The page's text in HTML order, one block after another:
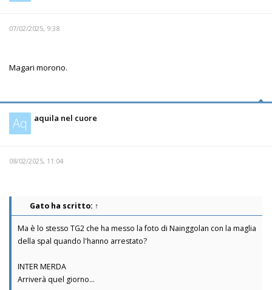
07/02/2025, 9:38
Magari morono.
Aq aquila nel cuore
08/02/2025, 11:04
Gato ha scritto: ↑
Ma è lo stesso TG2 che ha messo la foto di Nainggolan con la maglia
della spal quando l'hanno arrestato?
INTER MERDA
Arriverà quel giorno...